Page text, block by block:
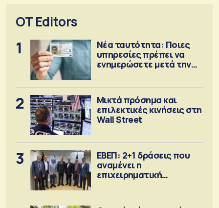
OT Editors
1
Νέα ταυτότητα: Ποιες
υπηρεσίες πρέπει να
ενημερώσετε μετά την
2
Μικτά πρόσημα και
επιλεκτικές κινήσεις στη
Wall Street
3
ΕΒΕΠ: 2+1 δράσεις που
αναμένει η
επιχειρηματική